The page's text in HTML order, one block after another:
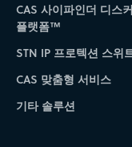
CAS 사이파인더 디스
플랫폼™
STN IP 프로텍션 스위
CAS 맞춤형 서비스
기타 솔루션